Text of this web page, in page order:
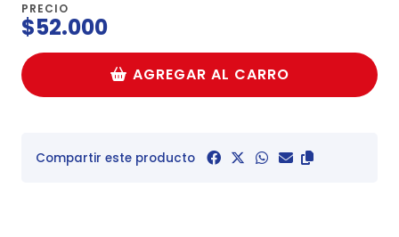
PRECIO
$52.000
AGREGAR AL CARRO
Compartir este producto